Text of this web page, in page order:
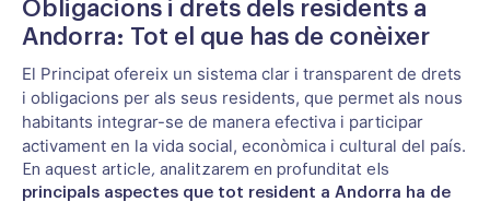
Obligacions i drets dels residents a
Andorra: Tot el que has de conèixer
El Principat ofereix un sistema clar i transparent de drets
i obligacions per als seus residents, que permet als nous
habitants integrar-se de manera efectiva i participar
activament en la vida social, econòmica i cultural del país.
En aquest article, analitzarem en profunditat els
principals aspectes que tot resident a Andorra ha de